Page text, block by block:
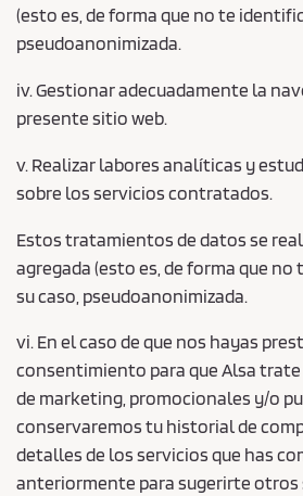
(esto es, de forma que no te
pseudoanonimizada.
iv. Gestionar adecuadamente la
presente sitio web.
v. Realizar labores analíticas y
sobre los servicios contratados.
Estos tratamientos de datos se
agregada (esto es, de forma que no
su caso, pseudoanonimizada.
vi. En el caso de que nos hayas
consentimiento para que Alsa
de marketing, promocionales y/o
conservaremos tu historial de
detalles de los servicios que has
anteriormente para sugerirte otros